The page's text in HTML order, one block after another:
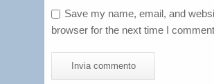
Save my name, email, and
browser for the next time I